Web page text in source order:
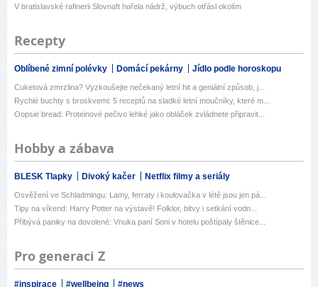
V bratislavské rafinerii Slovnaft hořela nádrž, výbuch otřásl okolím
Recepty
Oblíbené zimní polévky Domácí pekárny Jídlo podle horoskopu
Cuketová zmrzlina? Vyzkoušejte nečekaný letní hit a geniální způsob, j...
Rychlé buchty s broskvemi: 5 receptů na sladké letní moučníky, které m...
Oopsie bread: Proteinové pečivo lehké jako obláček zvládnete připravit...
Hobby a zábava
BLESK Tlapky Divoký kačer Netflix filmy a seriály
Osvěžení ve Schladmingu: Lamy, ferraty i koulovačka v létě jsou jen pá...
Tipy na víkend: Harry Potter na výstavě! Folklor, bitvy i setkání vodn...
Přibývá paniky na dovolené: Vnuka paní Soni v hotelu poštípaly štěnice...
Pro generaci Z
#inspirace #wellbeing #news